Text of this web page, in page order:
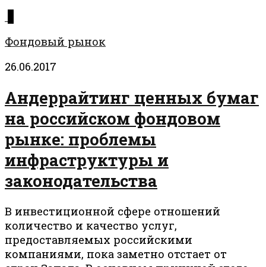
Фондовый рынок
26.06.2017
Андеррайтинг ценных бумаг
на российском фондовом
рынке: проблемы
инфраструктуры и
законодательства
В инвестиционной сфере отношений
количество и качество услуг,
предоставляемых российскими
компаниями, пока заметно отстает от